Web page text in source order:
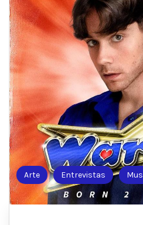
Arte Entrevistas